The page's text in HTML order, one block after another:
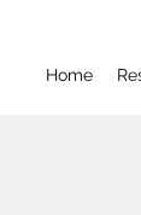
Home